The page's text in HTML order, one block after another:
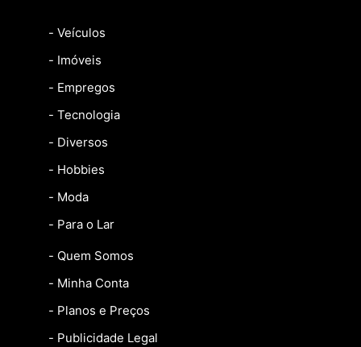
- Veículos
- Imóveis
- Empregos
- Tecnologia
- Diversos
- Hobbies
- Moda
- Para o Lar
- Quem Somos
- Minha Conta
- Planos e Preços
- Publicidade Legal